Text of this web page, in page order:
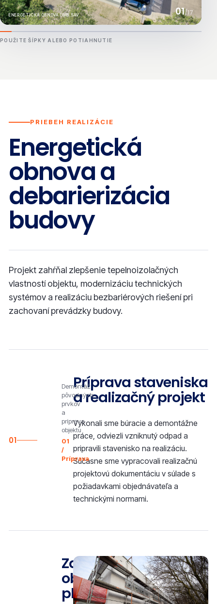
ENERGETICKÁ OBNOVA ÚMB SAV 01/17
POUŽITE ŠÍPKY ALEBO POTIAHNUTIE
PRIEBEH REALIZÁCIE
Energetická
obnova a
debarierizácia
budovy
Projekt zahŕňal zlepšenie tepelnoizolačných
vlastností objektu, modernizáciu technických
systémov a realizáciu bezbariérových riešení pri
zachovaní prevádzky budovy.
01
Príprava staveniska
a realizačný projekt
Vykonali sme búracie a demontážne
práce, odviezli vzniknutý odpad a
pripravili stavenisko na realizáciu.
Súčasne sme vypracovali realizačnú
projektovú dokumentáciu v súlade s
požiadavkami objednávateľa a
technickými normami.
Demontáž
pôvodných
prvkov
a
príprava
objektu
01
/
Príprava
Zateplenie
obvodového
plášťa